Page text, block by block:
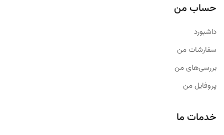
حساب من
داشبورد
سفارشات من
بررسی‌های من
پروفایل من
خدمات ما